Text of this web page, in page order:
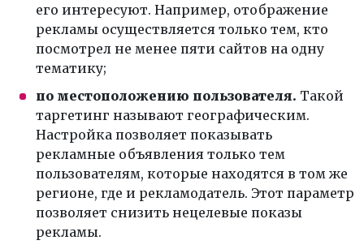
его интересуют. Например, отображение
рекламы осуществляется только тем, кто
посмотрел не менее пяти сайтов на одну
тематику;
по местоположению пользователя. Такой
таргетинг называют географическим.
Настройка позволяет показывать
рекламные объявления только тем
пользователям, которые находятся в том же
регионе, где и рекламодатель. Этот параметр
позволяет снизить нецелевые показы
рекламы.